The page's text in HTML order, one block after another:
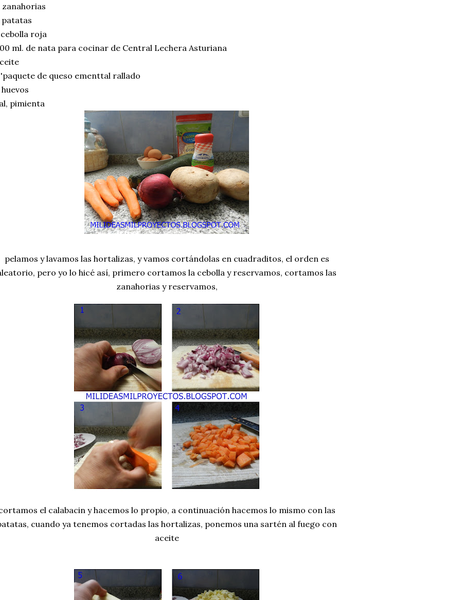
zanahorias
patatas
cebolla roja
ml. de nata para cocinar de Central Lechera Asturiana
'paquete de queso ementtal rallado
pimienta
pelamos y lavamos las hortalizas, y vamos cortándolas en cuadraditos, el orden es
pero yo lo hicé así, primero cortamos la cebolla y reservamos, cortamos las
zanahorias y reservamos,
el calabacin y hacemos lo propio, a continuación hacemos lo mismo con las
cuando ya tenemos cortadas las hortalizas, ponemos una sartén al fuego con
aceite